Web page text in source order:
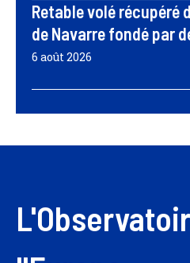
Retable volé récupéré
de Navarre fondé par
6 août 2026